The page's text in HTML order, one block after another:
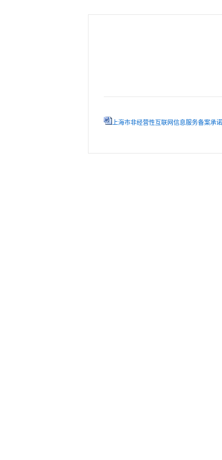
上海市非经营性互联网信息服务备案承